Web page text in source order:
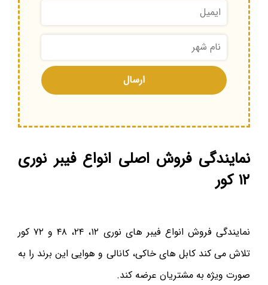
نمایندگی فروش اصلی انواع فیبر نوری
۱۲ کور
نمایندگی فروش انواع فیبر های نوری ۱۲، ۲۴، ۴۸ و ۷۲ کور
تلاش می کند کابل های خاکی، کانالی و هوایی این برند را به
صورت ویژه به مشتریان عرضه کند.